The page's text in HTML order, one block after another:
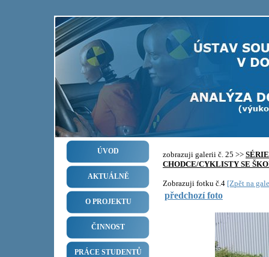
ÚVOD
AKTUÁLNĚ
O PROJEKTU
ČINNOST
PRÁCE STUDENTŮ
zobrazuji galerii č. 25 >>
CHODCE/CYKLISTY SE
Zobrazuji fotku č.4 [Zpět na
předchozí foto